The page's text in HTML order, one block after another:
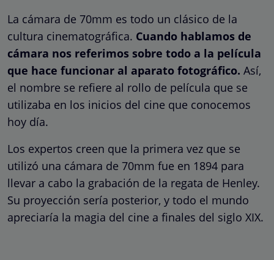
La cámara de 70mm es todo un clásico de la
cultura cinematográfica. Cuando hablamos de
cámara nos referimos sobre todo a la película
que hace funcionar al aparato fotográfico. Así,
el nombre se refiere al rollo de película que se
utilizaba en los inicios del cine que conocemos
hoy día.
Los expertos creen que la primera vez que se
utilizó una cámara de 70mm fue en 1894 para
llevar a cabo la grabación de la regata de Henley.
Su proyección sería posterior, y todo el mundo
apreciaría la magia del cine a finales del siglo XIX.